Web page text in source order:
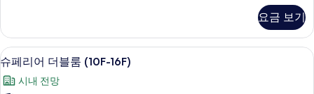
층)
사
진
모
싱
글
룸
(10
층-16
요금 보기
슈
페
객실 내 금고, 책상, 노트북 작업 공간,
5
슈페리어 더블룸 (10F-16F)
시내 전망